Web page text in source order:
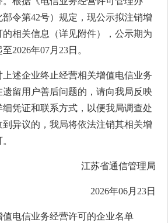
令第42号）规定，现公示拟注销增
相关信息（详见附件），公示期为
2026年07月23日。
述企业终止经营相关增值电信业务
留用户善后问题的，请向我局反映
凭证和联系方式，以便我局调查处
异议的，我局将依法注销其相关增
江苏省通信管理局
2026年06月23日
值电信业务经营许可的企业名单